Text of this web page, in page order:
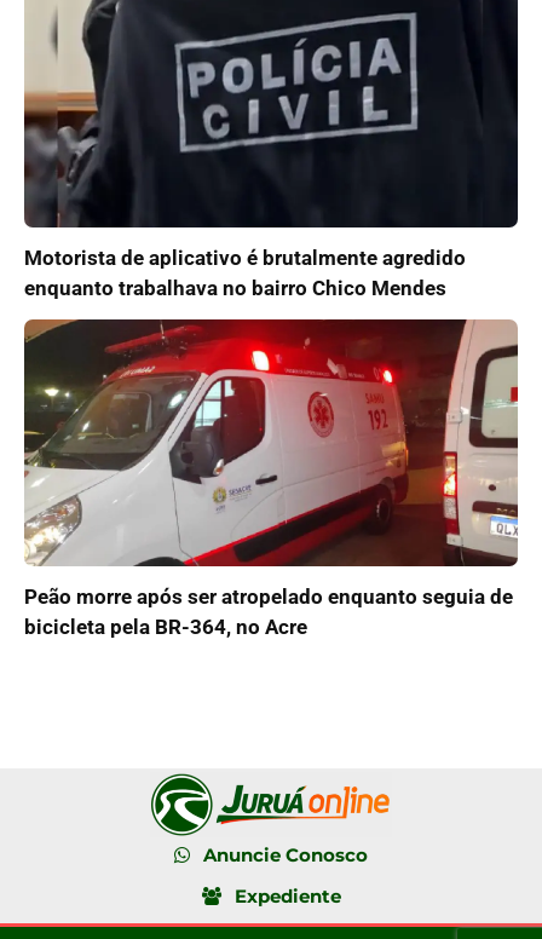
Motorista de aplicativo é brutalmente agredido
enquanto trabalhava no bairro Chico Mendes
Peão morre após ser atropelado enquanto seguia de
bicicleta pela BR-364, no Acre
Anuncie Conosco
Expediente